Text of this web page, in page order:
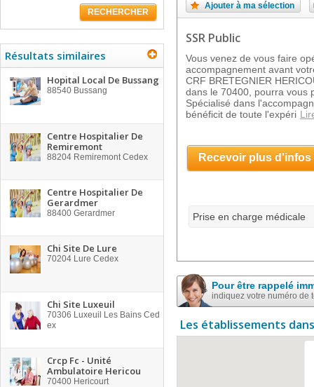
RECHERCHER
Résultats similaires
Hopital Local De Bussang
88540 Bussang
Centre Hospitalier De
Remiremont
88204 Remiremont Cedex
Centre Hospitalier De
Gerardmer
88400 Gerardmer
Chi Site De Lure
70204 Lure Cedex
Chi Site Luxeuil
70306 Luxeuil Les Bains Ced
ex
Crcp Fc - Unité
Ambulatoire Hericou
70400 Hericourt
Ajouter à ma sélection
SSR Public
Vous venez de vous faire
accompagnement avant
CRF BRETEGNIER
dans le 70400, pourra vous
Spécialisé dans
bénéficit de toute l'expéri
Recevoir plus d'infos
Prise en charge médicale
Pour être rappelé
indiquez votre numéro de
Les établissements